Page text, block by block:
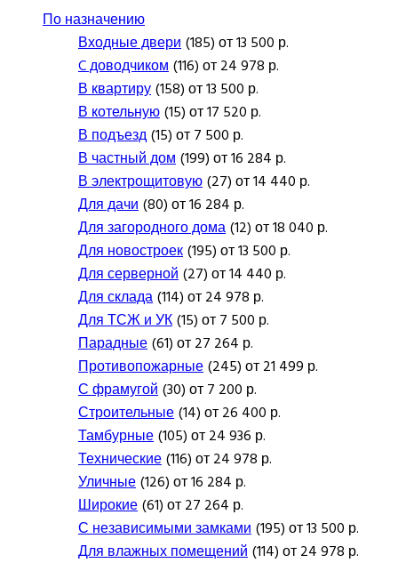
По назначению
Входные двери(185) от 13 500 р.
C доводчиком(116) от 24 978 р.
В квартиру(158) от 13 500 р.
В котельную(15) от 17 520 р.
В подъезд(15) от 7 500 р.
В частный дом(199) от 16 284 р.
В электрощитовую(27) от 14 440 р.
Для дачи(80) от 16 284 р.
Для загородного дома(12) от 18 040 р.
Для новостроек(195) от 13 500 р.
Для серверной(27) от 14 440 р.
Для склада(114) от 24 978 р.
Для ТСЖ и УК(15) от 7 500 р.
Парадные(61) от 27 264 р.
Противопожарные(245) от 21 499 р.
С фрамугой(30) от 7 200 р.
Строительные(14) от 26 400 р.
Тамбурные(105) от 24 936 р.
Технические(116) от 24 978 р.
Уличные(126) от 16 284 р.
Широкие(61) от 27 264 р.
С независимыми замками(195) от 13 500 р.
Для влажных помещений(114) от 24 978 р.